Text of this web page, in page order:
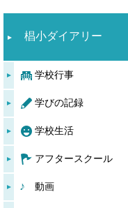
椙小ダイアリー
学校行事
学びの記録
学校生活
アフタースクール
動画